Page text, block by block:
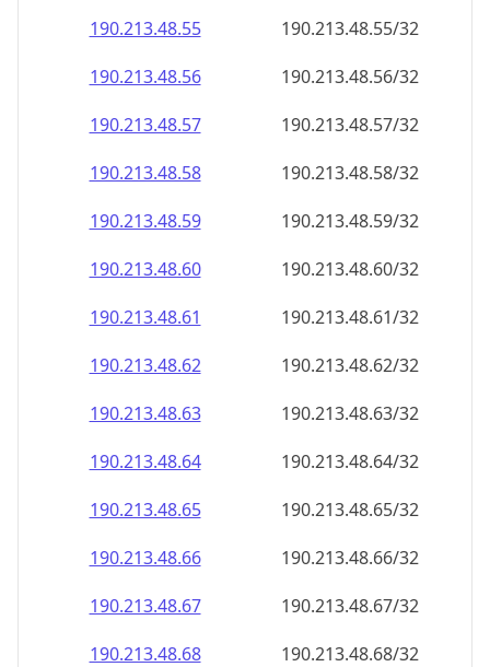
190.213.48.55
190.213.48.55/32
190.213.48.56
190.213.48.56/32
190.213.48.57
190.213.48.57/32
190.213.48.58
190.213.48.58/32
190.213.48.59
190.213.48.59/32
190.213.48.60
190.213.48.60/32
190.213.48.61
190.213.48.61/32
190.213.48.62
190.213.48.62/32
190.213.48.63
190.213.48.63/32
190.213.48.64
190.213.48.64/32
190.213.48.65
190.213.48.65/32
190.213.48.66
190.213.48.66/32
190.213.48.67
190.213.48.67/32
190.213.48.68
190.213.48.68/32